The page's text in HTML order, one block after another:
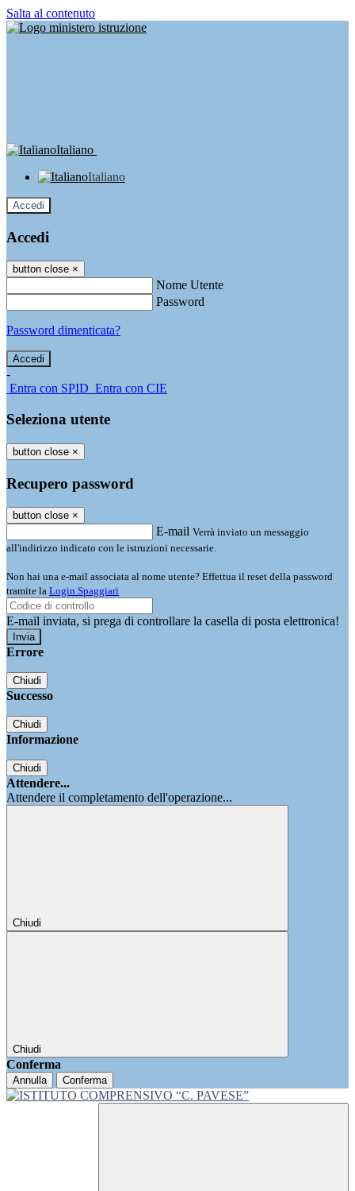
Salta al contenuto
Italiano
Italiano
Accedi
Accedi
button close ×
Nome Utente
Password
Password dimenticata?
-
Entra con SPID Entra con CIE
Seleziona utente
button close ×
Recupero password
button close ×
E-mail Verrà inviato un messaggio
all'indirizzo indicato con le istruzioni necessarie.
Non hai una e-mail associata al nome utente? Effettua il reset della password
tramite la Login Spaggiari
E-mail inviata, si prega di controllare la casella di posta elettronica!
Errore
Chiudi
Successo
Chiudi
Informazione
Chiudi
Attendere...
Attendere il completamento dell'operazione...
Chiudi
Chiudi
Conferma
Annulla Conferma